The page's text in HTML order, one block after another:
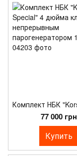
77 000 грн
Купить